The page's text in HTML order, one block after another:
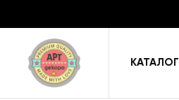
КАТАЛОГ